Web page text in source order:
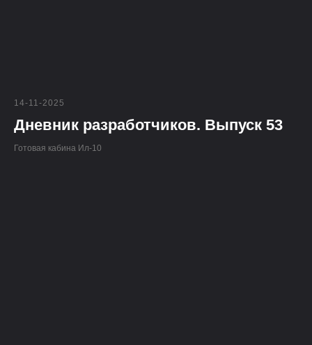
14-11-2025
Дневник разработчиков. Выпуск 53
Готовая кабина Ил-10